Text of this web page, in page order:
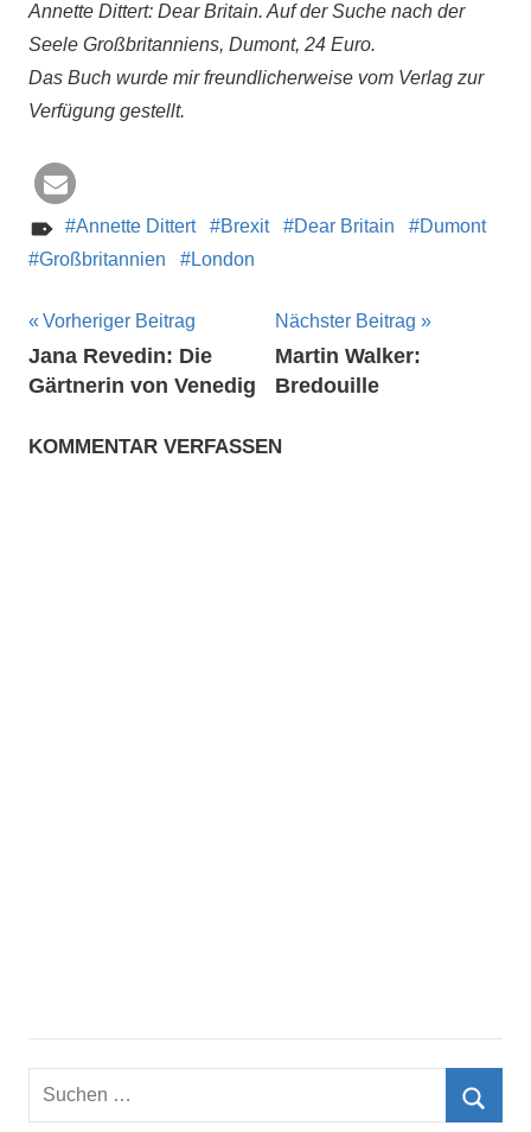
Annette Dittert: Dear Britain. Auf der Suche nach der
Seele Großbritanniens, Dumont, 24 Euro.
Das Buch wurde mir freundlicherweise vom Verlag zur
Verfügung gestellt.
Annette Dittert Brexit Dear Britain
Dumont
Großbritannien
London
Beitragsnavigation
Vorheriger Beitrag
Jana Revedin: Die
Gärtnerin von Venedig
Nächster Beitrag
Martin Walker:
Bredouille
KOMMENTAR VERFASSEN
Suchen